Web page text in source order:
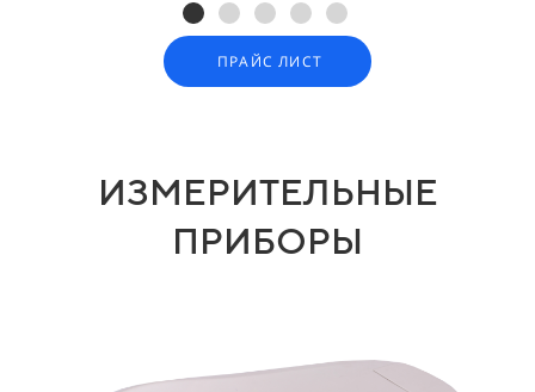
ПРАЙС ЛИСТ
ИЗМЕРИТЕЛЬНЫЕ
ПРИБОРЫ